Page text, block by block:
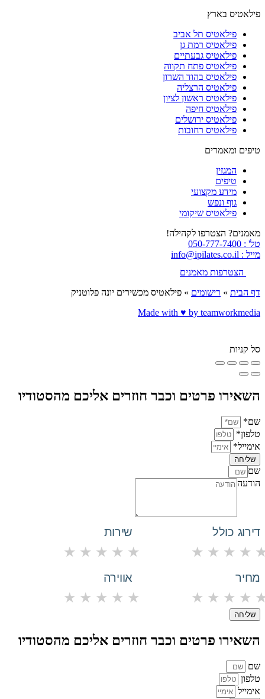
פילאטיס בארץ
פילאטיס תל אביב
פילאטיס רמת גן
פילאטיס גבעתיים
פילאטיס פתח תקווה
פילאטיס בהוד השרון
פילאטיס הרצליה
פילאטיס ראשון לציון
פילאטיס חיפה
פילאטיס ירושלים
פילאטיס רחובות
טיפים ומאמרים
המגזין
טיפים
מידע מקצועי
גוף ונפש
פילאטיס שיקומי
מאמנים? הצטרפו לקהילה!
טל' : 050-777-7400
מייל : info@ipilates.co.il
הצטרפות מאמנים
דף הבית » רישומים » פילאטיס מכשירים יונה פלוטניק
Made with ♥️ by teamworkmedia
סל קניות
השאירו פרטים וכבר חוזרים אליכם מהסטודיו
שם*
טלפון*
אימייל*
שליחה
שם
הודעה
דירוג כולל
★ ★ ★ ★
שירות
★ ★ ★ ★ ★
מחיר
★ ★ ★ ★
אווירה
★ ★ ★ ★ ★
שליחה
השאירו פרטים וכבר חוזרים אליכם מהסטודיו
שם
טלפון
אימייל